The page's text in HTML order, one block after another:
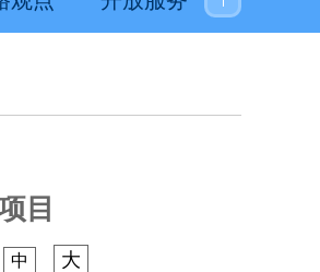
目
中 大